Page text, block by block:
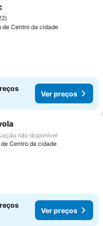
aos favoritos
de Centro da cidade
Ver preços
aos favoritos
não disponível
de Centro da cidade
Ver preços